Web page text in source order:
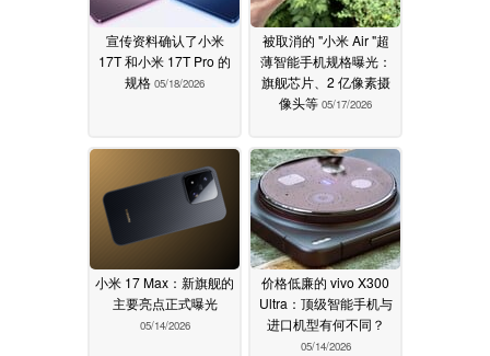
宣传资料确认了小米
17T 和小米 17T Pro 的
规格 05/18/2026
被取消的 "小米 Air "超
薄智能手机规格曝光：
旗舰芯片、2 亿像素摄
像头等 05/17/2026
小米 17 Max：新旗舰的
主要亮点正式曝光
05/14/2026
价格低廉的 vivo X300
Ultra：顶级智能手机与
进口机型有何不同？
05/14/2026